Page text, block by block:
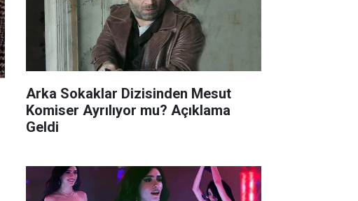
Arka Sokaklar Dizisinden Mesut
Komiser Ayrılıyor mu? Açıklama
Geldi